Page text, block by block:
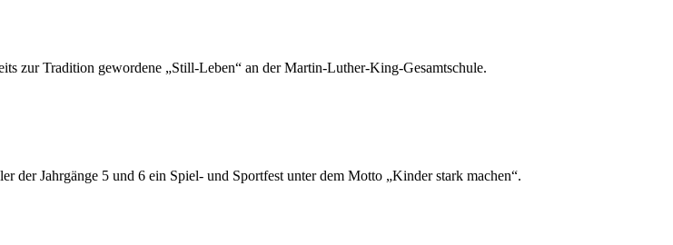
zur Tradition gewordene „Still-Leben“ an der Martin-Luther-King-Gesamtschule.
Jahrgänge 5 und 6 ein Spiel- und Sportfest unter dem Motto „Kinder stark machen“.